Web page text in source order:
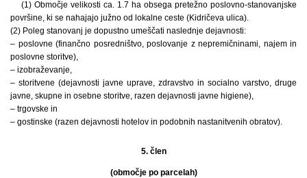
(1) Območje velikosti ca. 1.7 ha obsega pretežno poslovno-stanovanjske
površine, ki se nahajajo južno od lokalne ceste (Kidričeva ulica).
(2) Poleg stanovanj je dopustno umeščati naslednje dejavnosti:
– poslovne (finančno posredništvo, poslovanje z nepremičninami, najem in
poslovne storitve),
– izobraževanje,
– storitvene (dejavnosti javne uprave, zdravstvo in socialno varstvo, druge
javne, skupne in osebne storitve, razen dejavnosti javne higiene),
– trgovske in
– gostinske (razen dejavnosti hotelov in podobnih nastanitvenih obratov).
5. člen
(območje po parcelah)